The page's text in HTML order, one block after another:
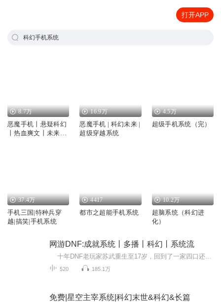
打开APP
科幻手机系统
8.7万
恶魔手机丨悬疑科幻
丨热血爽文丨未来系
16.9万
恶魔手机 | 科幻未来 |
超级穿越系统
4.5万
超级手机系统（完）
37.4万
手机三国|特种兵穿
越|搞笑|手机系统
4417
都市之超能手机系统
10.2万
超脑系统（科幻进
化）
网游DNF:成就系统丨多播丨科幻丨系统流
520 185.1万
免费|星空主宰系统|科幻末世&科幻&长篇